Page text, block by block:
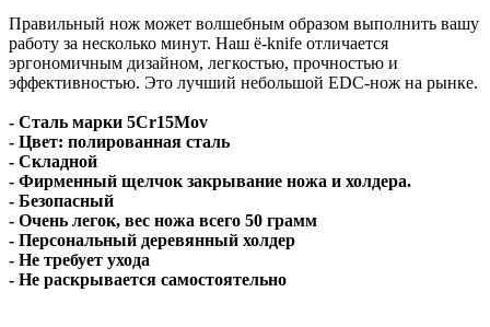
Правильный нож может волшебным образом выполнить вашу
работу за несколько минут. Наш ё-knife отличается
эргономичным дизайном, легкостью, прочностью и
эффективностью. Это лучший небольшой EDC-нож на рынке.
- Сталь марки 5Cr15Mov
- Цвет: полированная сталь
- Складной
- Фирменный щелчок закрывание ножа и холдера.
- Безопасный
- Очень легок, вес ножа всего 50 грамм
- Персональный деревянный холдер
- Не требует ухода
- Не раскрывается самостоятельно